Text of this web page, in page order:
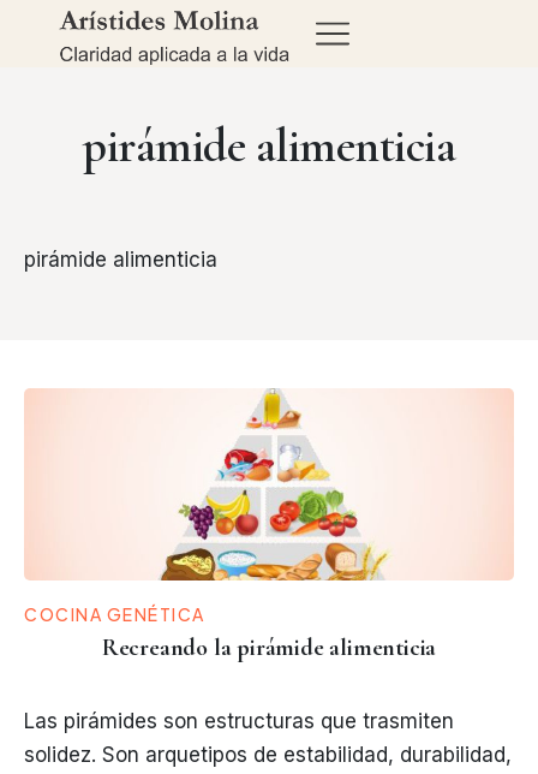
pirámide alimenticia
pirámide alimenticia
COCINA GENÉTICA
Recreando la pirámide alimenticia
Las pirámides son estructuras que trasmiten
solidez. Son arquetipos de estabilidad, durabilidad,